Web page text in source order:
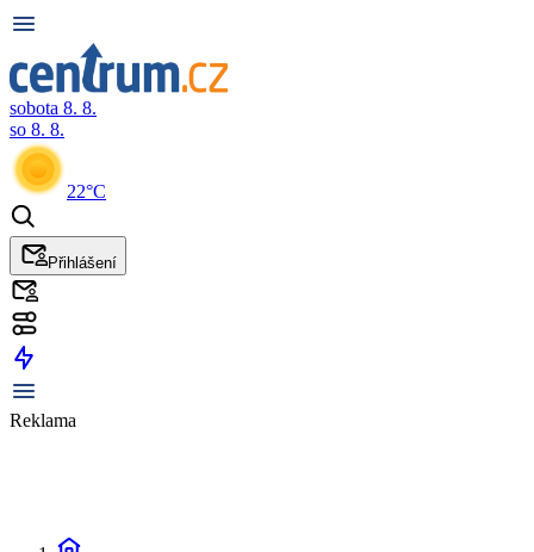
sobota 8. 8.
so 8. 8.
22°C
Přihlášení
Reklama